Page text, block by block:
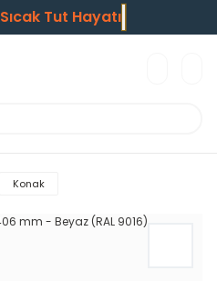
Sıcak Tut Hayatı
Konak